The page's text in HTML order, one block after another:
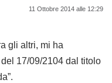
11 Ottobre 2014 alle 12:29
gli altri, mi ha
17/09/2104 dal titolo